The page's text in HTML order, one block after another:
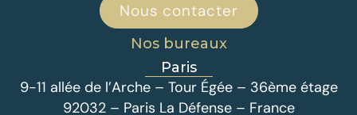
Nous contacter
Nos bureaux
Paris
9-11 allée de l’Arche – Tour Égée – 36ème étage
92032 – Paris La Défense – France